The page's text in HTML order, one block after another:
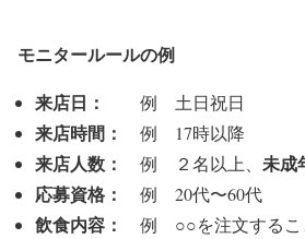
モニタールールの例
来店日：
例 土日祝日
来店時間： 例 17時以降
来店人数： 例 ２名以上、 未成
応募資格：
例 20代〜60代
飲食内容： 例 ○○を注文する